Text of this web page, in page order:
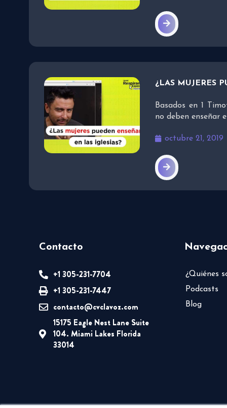
¿LAS MUJERES
Basados en 1
no deben enseñar
octubre 21, 2019
Contacto
+1 305-231-7704
+1 305-231-7447
contacto@cvclavoz.com
15175 Eagle Nest Lane Suite
104. Miami Lakes Florida
33014
¿Quiénes
Podcasts
Blog